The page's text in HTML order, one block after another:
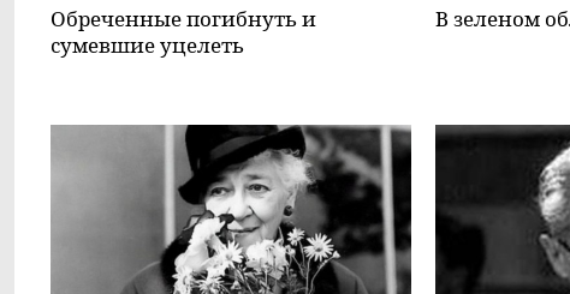
Обреченные погибнуть и
сумевшие уцелеть
В зеленом